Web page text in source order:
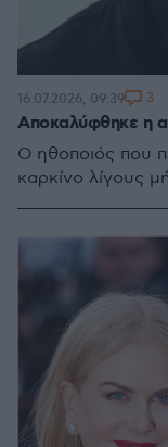
Αποκαλύφθηκε η
Ο ηθοποιός που
καρκίνο λίγους
16.07.2026, 09:39 3